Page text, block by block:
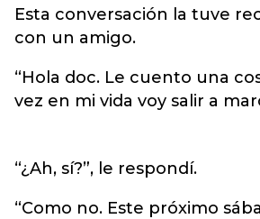
Esta conversación la tuve
con un amigo.
“Hola doc. Le cuento una
vez en mi vida voy salir a
“¿Ah, sí?”, le respondí.
“Como no. Este próximo